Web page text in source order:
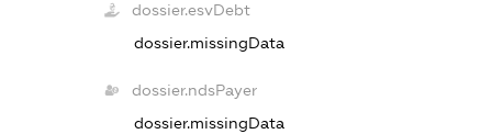
dossier.esvDebt
dossier.missingData
dossier.ndsPayer
dossier.missingData